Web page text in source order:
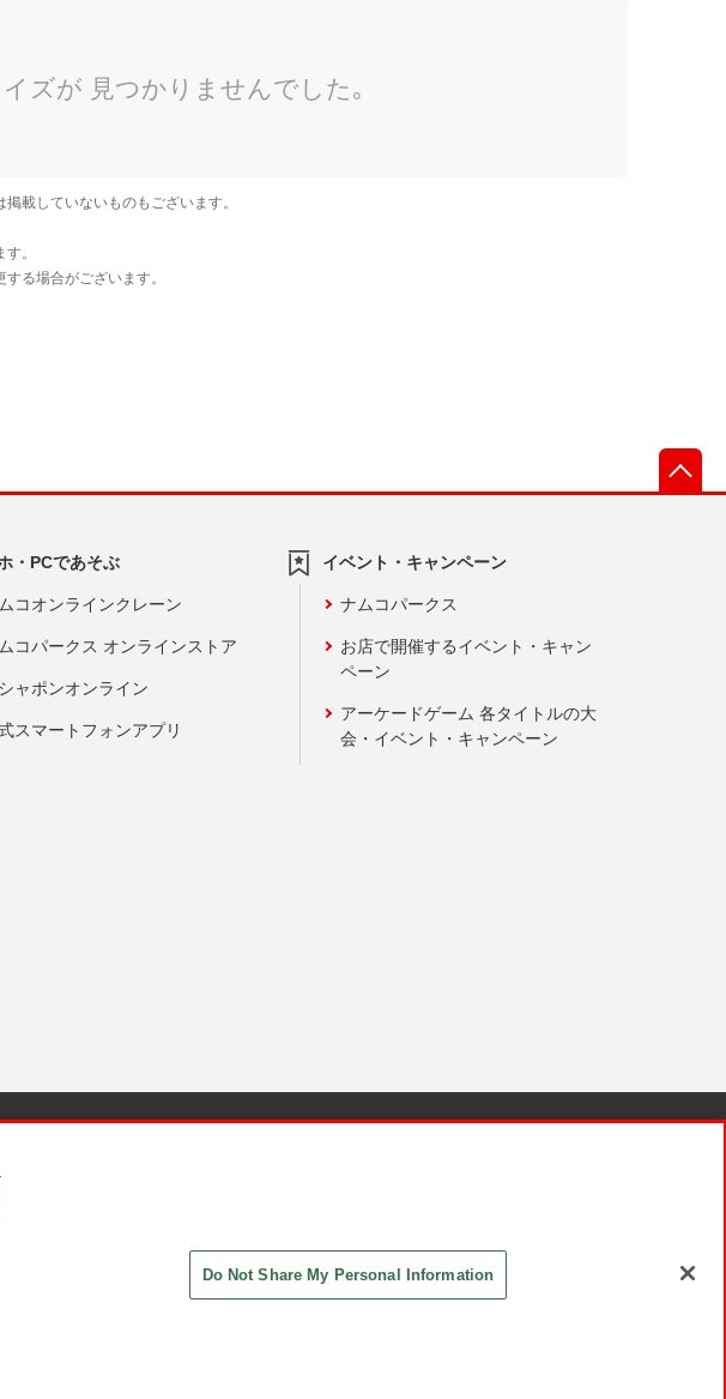
・PCであそぶ
コオンラインクレーン
コパークス オンラインストア
ャポンオンライン
スマートフォンアプリ
イベント・キャンペーン
ナムコパークス
お店で開催するイベント・キャン
ペーン
アーケードゲーム 各タイトルの大
会・イベント・キャンペーン
Do Not Share My Personal Information